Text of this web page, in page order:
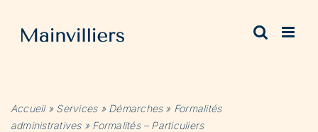
contenu
Accueil» Services» Démarches» Formalités
administratives» Formalités – Particuliers